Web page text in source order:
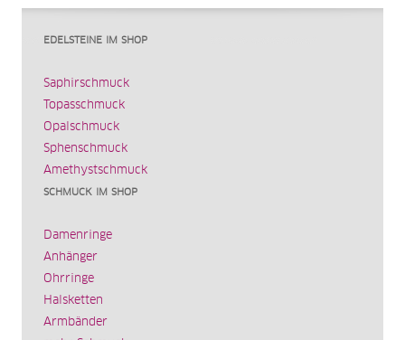
EDELSTEINE IM SHOP
Saphirschmuck
Topasschmuck
Opalschmuck
Sphenschmuck
Amethystschmuck
SCHMUCK IM SHOP
Damenringe
Anhänger
Ohrringe
Halsketten
Armbänder